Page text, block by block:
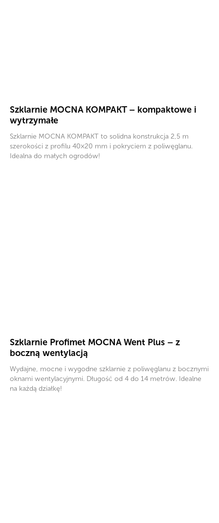
Szklarnie MOCNA KOMPAKT – kompaktowe i
wytrzymałe
Szklarnie MOCNA KOMPAKT to solidna konstrukcja 2,5 m
szerokości z profilu 40×20 mm i pokryciem z poliwęglanu.
Idealna do małych ogrodów!
Szklarnie Profimet MOCNA Went Plus – z
boczną wentylacją
Wydajne, mocne i wygodne szklarnie z poliwęglanu z bocznymi
oknami wentylacyjnymi. Długość od 4 do 14 metrów. Idealne
na każdą działkę!